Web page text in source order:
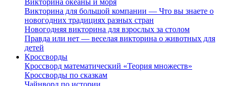
Викторина океаны и моря
Викторина для большой компании — Что вы знаете о
новогодних традициях разных стран
Новогодняя викторина для взрослых за столом
Правда или нет — веселая викторина о животных для
детей
Кроссворды
Кроссворд математический «Теория множеств»
Кроссворды по сказкам
Чайнворд по истории